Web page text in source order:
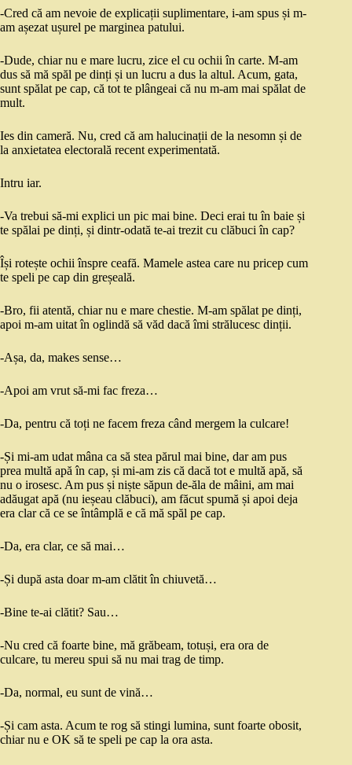
-Cred că am nevoie de explicații suplimentare, i-am spus și m-
am așezat ușurel pe marginea patului.
-Dude, chiar nu e mare lucru, zice el cu ochii în carte. M-am
dus să mă spăl pe dinți și un lucru a dus la altul. Acum, gata,
sunt spălat pe cap, că tot te plângeai că nu m-am mai spălat de
mult.
Ies din cameră. Nu, cred că am halucinații de la nesomn și de
la anxietatea electorală recent experimentată.
Intru iar.
-Va trebui să-mi explici un pic mai bine. Deci erai tu în baie și
te spălai pe dinți, și dintr-odată te-ai trezit cu clăbuci în cap?
Își rotește ochii înspre ceafă. Mamele astea care nu pricep cum
te speli pe cap din greșeală.
-Bro, fii atentă, chiar nu e mare chestie. M-am spălat pe dinți,
apoi m-am uitat în oglindă să văd dacă îmi strălucesc dinții.
-Așa, da, makes sense…
-Apoi am vrut să-mi fac freza…
-Da, pentru că toți ne facem freza când mergem la culcare!
-Și mi-am udat mâna ca să stea părul mai bine, dar am pus
prea multă apă în cap, și mi-am zis că dacă tot e multă apă, să
nu o irosesc. Am pus și niște săpun de-ăla de mâini, am mai
adăugat apă (nu ieșeau clăbuci), am făcut spumă și apoi deja
era clar că ce se întâmplă e că mă spăl pe cap.
-Da, era clar, ce să mai…
-Și după asta doar m-am clătit în chiuvetă…
-Bine te-ai clătit? Sau…
-Nu cred că foarte bine, mă grăbeam, totuși, era ora de
culcare, tu mereu spui să nu mai trag de timp.
-Da, normal, eu sunt de vină…
-Și cam asta. Acum te rog să stingi lumina, sunt foarte obosit,
chiar nu e OK să te speli pe cap la ora asta.